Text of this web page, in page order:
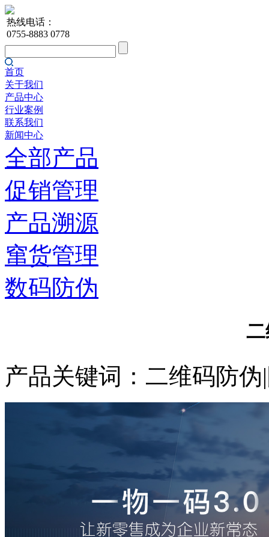
热线电话：
0755-8883 0778
首页
关于我们
产品中心
行业案例
联系我们
新闻中心
全部产品
促销管理
产品溯源
窜货管理
数码防伪
产品关键词：二维码防